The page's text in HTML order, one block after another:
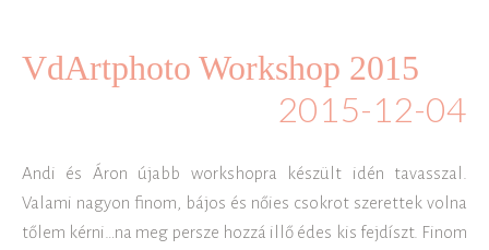
VdArtphoto Workshop 2015
2015-12-04
Andi és Áron újabb workshopra készült idén tavasszal.
Valami nagyon finom, bájos és nőies csokrot szerettek volna
tőlem kérni…na meg persze hozzá illő édes kis fejdíszt. Finom